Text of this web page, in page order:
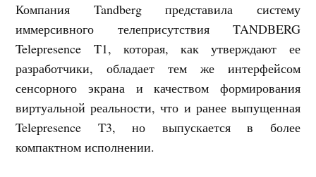
Компания Tandberg представила систему
иммерсивного телеприсутствия TANDBERG
Telepresence T1, которая, как утверждают ее
разработчики, обладает тем же интерфейсом
сенсорного экрана и качеством формирования
виртуальной реальности, что и ранее выпущенная
Telepresence T3, но выпускается в более
компактном исполнении.